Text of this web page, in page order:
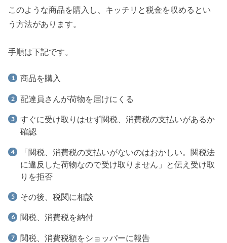
このような商品を購入し、キッチリと税金を収めるとい
う方法があります。
手順は下記です。
商品を購入
配達員さんが荷物を届けにくる
すぐに受け取りはせず関税、消費税の支払いがあるか
確認
「関税、消費税の支払いがないのはおかしい。関税法
に違反した荷物なので受け取りません」と伝え受け取
りを拒否
その後、税関に相談
関税、消費税を納付
関税、消費税額をショッパーに報告